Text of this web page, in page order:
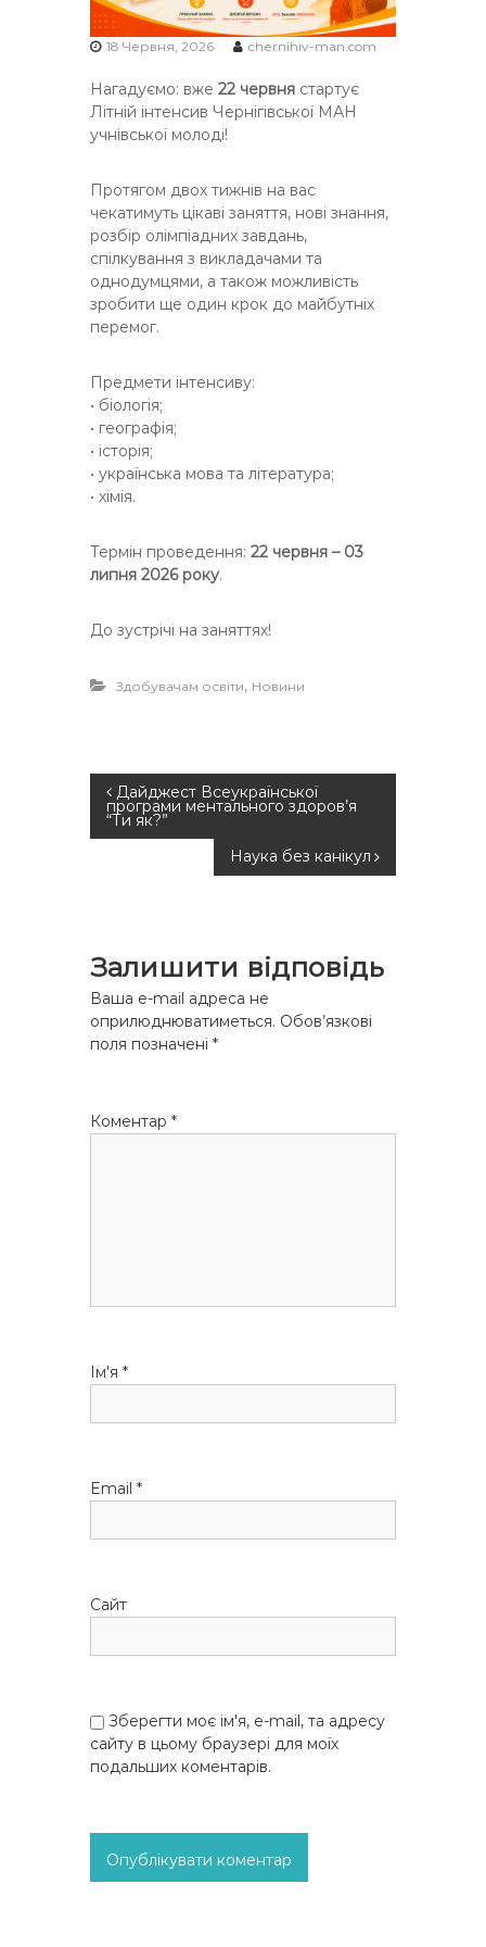
Ч
Н
В
С
О
Ї
М
О
Л
О
І
18 Червня, 2026 chernihiv-man.com
Нагадуємо: вже22 червня стартує
Літній інтенсив Чернігівської МАН
учнівської молоді!
Протягом двох тижнів на вас
чекатимуть цікаві заняття, нові знання,
розбір олімпіадних завдань,
спілкування з викладачами та
однодумцями, а також можливість
зробити ще один крок до майбутніх
перемог.
Предмети інтенсиву:
• біологія;
• географія;
• історія;
• українська мова та література;
• хімія.
Термін проведення:22 червня – 03
липня 2026 року.
До зустрічі на заняттях!
Здобувачам освіти, Новини
Н
а
г
а
і
и
с
і
в
Дайджест Всеукраїнської
програми ментального здоров’я
“Ти як?”
Наука без канікул
Залишити відповідь
Ваша e-mail адреса не
оприлюднюватиметься. Обов’язкові
поля позначені*
Коментар*
Ім'я*
Email*
Сайт
Зберегти моє ім'я, e-mail, та адресу
сайту в цьому браузері для моїх
подальших коментарів.